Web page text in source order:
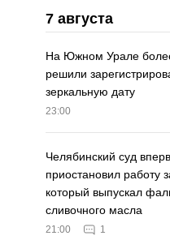
7 августа
На Южном Урале
решили
зеркальную дату
23:00
Челябинский суд
приостановил работу
который выпускал
сливочного масла
21:00 1